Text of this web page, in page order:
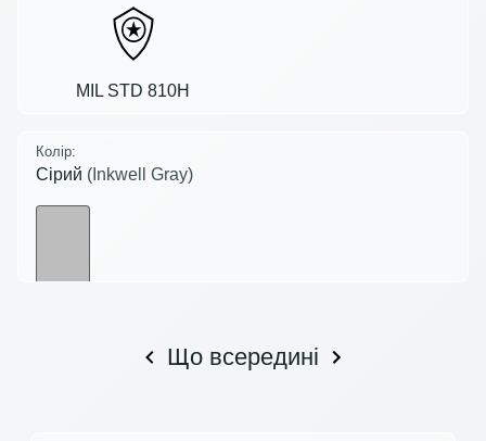
MIL STD 810H
Колір:
Сірий (Inkwell Gray)
Що всередині